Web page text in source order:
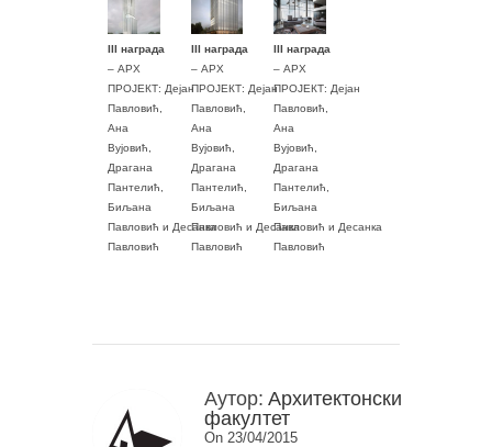
III награда
– АРХ
ПРОЈЕКТ: Дејан
Павловић,
Ана
Вујовић,
Драгана
Пантелић,
Биљана
Павловић и Десанка
Павловић
III награда
– АРХ
ПРОЈЕКТ: Дејан
Павловић,
Ана
Вујовић,
Драгана
Пантелић,
Биљана
Павловић и Десанка
Павловић
III награда
– АРХ
ПРОЈЕКТ: Дејан
Павловић,
Ана
Вујовић,
Драгана
Пантелић,
Биљана
Павловић и Десанка
Павловић
Аутор: Архитектонски
факултет
On 23/04/2015